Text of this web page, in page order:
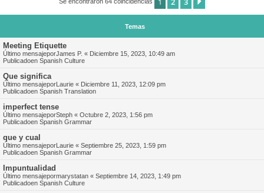
Temas
Meeting Etiquette
Último mensajeporJames P. « Diciembre 15, 2023, 10:49 am
Publicadoen Spanish Culture
Que significa
Último mensajeporLaurie « Diciembre 11, 2023, 12:09 pm
Publicadoen Spanish Translation
imperfect tense
Último mensajeporSteph « Octubre 2, 2023, 1:56 pm
Publicadoen Spanish Grammar
que y cual
Último mensajeporLaurie « Septiembre 25, 2023, 1:59 pm
Publicadoen Spanish Grammar
Impuntualidad
Último mensajepormarystatan « Septiembre 14, 2023, 1:49 pm
Publicadoen Spanish Culture